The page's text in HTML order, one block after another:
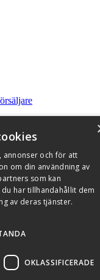
annonser och för att
om din användning av
som kan
har tillhandahållit dem
av deras tjänster.
OKLASSIFICERADE